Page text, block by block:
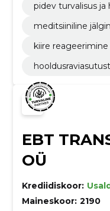
pidev turvalisus ja
meditsiiniline
kiire
EBT
OÜ
Krediidiskoor:
Maineskoor: 2190